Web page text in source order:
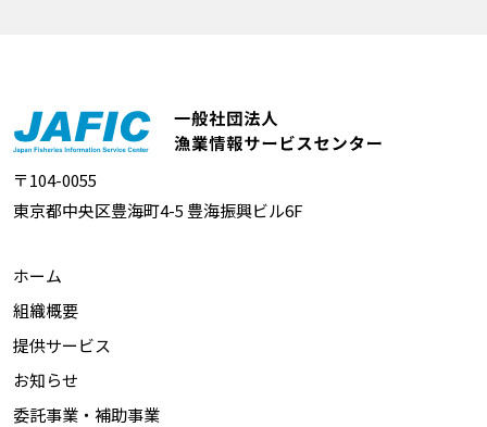
〒104-0055
東京都中央区豊海町4-5 豊海振興ビル6F
ホーム
組織概要
提供サービス
お知らせ
委託事業・補助事業